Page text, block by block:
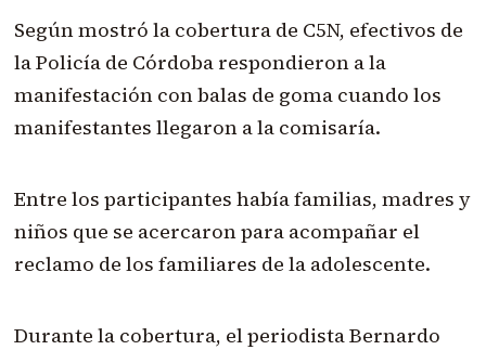
Según mostró la cobertura de C5N, efectivos de
la Policía de Córdoba respondieron a la
manifestación con balas de goma cuando los
manifestantes llegaron a la comisaría.
Entre los participantes había familias, madres y
niños que se acercaron para acompañar el
reclamo de los familiares de la adolescente.
Durante la cobertura, el periodista Bernardo